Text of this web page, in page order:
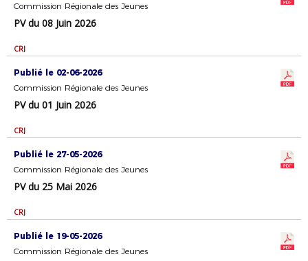
Commission Régionale des Jeunes
PV du 08 Juin 2026
CRJ
Publié le 02-06-2026
Commission Régionale des Jeunes
PV du 01 Juin 2026
CRJ
Publié le 27-05-2026
Commission Régionale des Jeunes
PV du 25 Mai 2026
CRJ
Publié le 19-05-2026
Commission Régionale des Jeunes